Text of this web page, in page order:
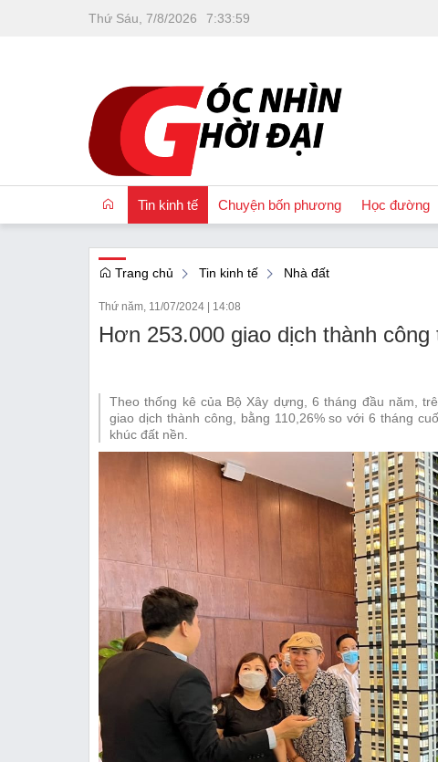
Thứ Sáu, 7/8/2026 7:33:59
Tin kinh tế
OCOP
Quốc tế
Thị trường
Chuyện bốn phương Học đường
Trang chủ Tin kinh tế Nhà đất
Thứ năm, 11/07/2024 | 14:08
Hơn 253.000 giao dịch thành
Theo thống kê của Bộ Xây dựng, 6 tháng đầu năm,
giao dịch thành công, bằng 110,26% so với 6 tháng
khúc đất nền.